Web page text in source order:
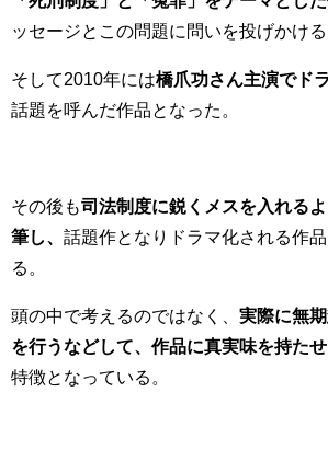
ッセージとこの問題に問いを投げかける
そして2010年には橋爪功さん主演でド
話題を呼んだ作品となった。
その後も司法制度に鋭くメスを入れる
筆し、 話題作となりドラマ化される作
る。
頭の中で考えるのではなく、 実際に無
を行うなどして、作品に真実味を持た
特徴となっている。